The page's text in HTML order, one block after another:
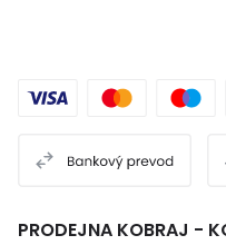
PRODEJNA KOBRAJ -